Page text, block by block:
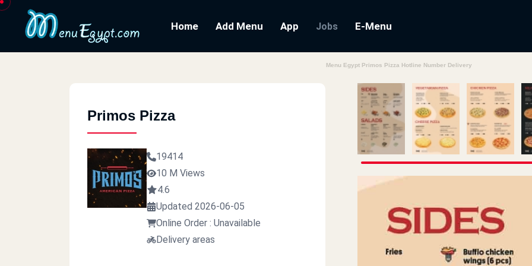
Home Add Menu App Jobs E-Menu
Menu Egypt Primos Pizza Hotline Number Delivery
Primos Pizza
19414
10 M Views
4.6
Updated 2026-06-05
Online Order : Unavailable
Delivery areas